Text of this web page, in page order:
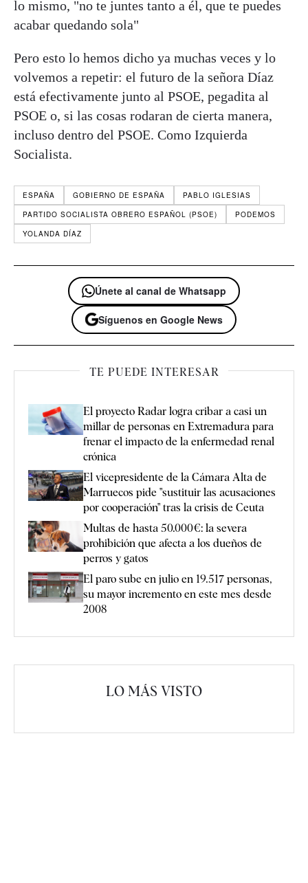
lo mismo, "no te juntes tanto a él, que te puedes
acabar quedando sola"
Pero esto lo hemos dicho ya muchas veces y lo
volvemos a repetir: el futuro de la señora Díaz
está efectivamente junto al PSOE, pegadita al
PSOE o, si las cosas rodaran de cierta manera,
incluso dentro del PSOE. Como Izquierda
Socialista.
ESPAÑA GOBIERNO DE ESPAÑA
PABLO IGLESIAS
PARTIDO SOCIALISTA OBRERO ESPAÑOL (PSOE)
PODEMOS
YOLANDA DÍAZ
Únete al canal de Whatsapp
Síguenos en Google News
TE PUEDE INTERESAR
El proyecto Radar logra cribar a casi un
millar de personas en Extremadura para
frenar el impacto de la enfermedad renal
crónica
El vicepresidente de la Cámara Alta de
Marruecos pide "sustituir las acusaciones
por cooperación" tras la crisis de Ceuta
Multas de hasta 50.000€: la severa
prohibición que afecta a los dueños de
perros y gatos
El paro sube en julio en 19.517 personas,
su mayor incremento en este mes desde
2008
LO MÁS VISTO